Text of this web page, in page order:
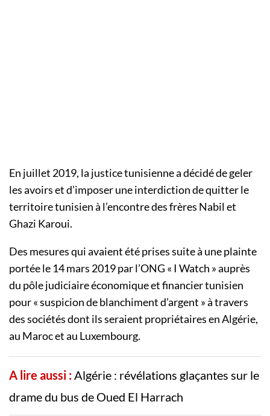
En juillet 2019, la justice tunisienne a décidé de geler
les avoirs et d’imposer une interdiction de quitter le
territoire tunisien à l’encontre des frères Nabil et
Ghazi Karoui.
Des mesures qui avaient été prises suite à une plainte
portée le 14 mars 2019 par l’ONG « I Watch » auprès
du pôle judiciaire économique et financier tunisien
pour « suspicion de blanchiment d’argent » à travers
des sociétés dont ils seraient propriétaires en Algérie,
au Maroc et au Luxembourg.
A lire aussi :Algérie : révélations glaçantes sur le
drame du bus de Oued El Harrach